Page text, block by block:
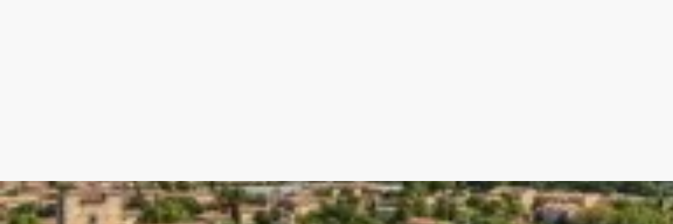
Honoraires à la charge du vendeur. Classe énergie D, Classe climat C Montant estimé des
dépenses annuelles d'énergie pour un usage standard : entre 2104.00 € et 2848.00 € sur les